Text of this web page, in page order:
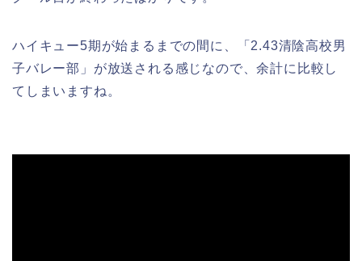
ハイキュー5期が始まるまでの間に、「2.43清陰高校男
子バレー部」が放送される感じなので、余計に比較し
てしまいますね。